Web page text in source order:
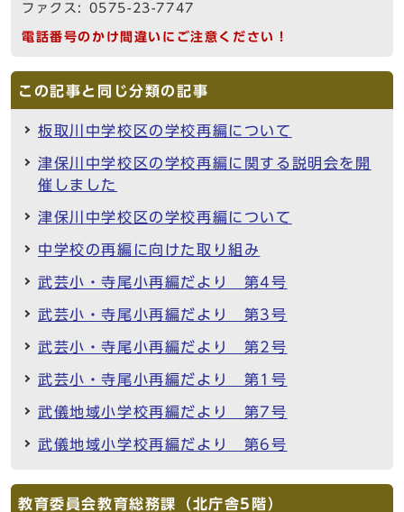
ファクス: 0575-23-7747
電話番号のかけ間違いにご注意ください！
この記事と同じ分類の記事
板取川中学校区の学校再編について
津保川中学校区の学校再編に関する説明会を開
催しました
津保川中学校区の学校再編について
中学校の再編に向けた取り組み
武芸小・寺尾小再編だより 第4号
武芸小・寺尾小再編だより 第3号
武芸小・寺尾小再編だより 第2号
武芸小・寺尾小再編だより 第1号
武儀地域小学校再編だより 第7号
武儀地域小学校再編だより 第6号
教育委員会教育総務課（北庁舎5階）